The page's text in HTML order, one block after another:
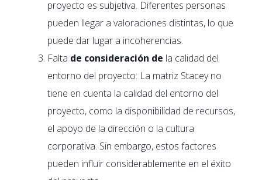
proyecto es subjetiva. Diferentes personas
pueden llegar a valoraciones distintas, lo que
puede dar lugar a incoherencias.
Falta de consideración de la calidad del
entorno del proyecto: La matriz Stacey no
tiene en cuenta la calidad del entorno del
proyecto, como la disponibilidad de recursos,
el apoyo de la dirección o la cultura
corporativa. Sin embargo, estos factores
pueden influir considerablemente en el éxito